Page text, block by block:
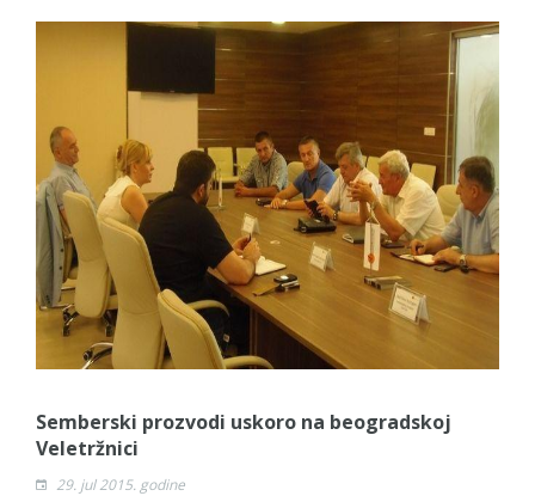
Semberski prozvodi uskoro na beogradskoj
Veletržnici
29. jul 2015. godine